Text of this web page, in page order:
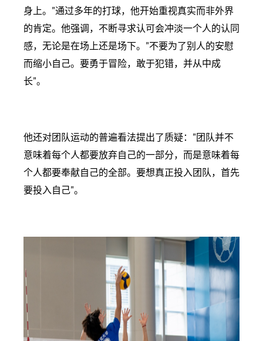
身上。"通过多年的打球，他开始重视真实而非外界
的肯定。他强调，不断寻求认可会冲淡一个人的认同
感，无论是在场上还是场下。"不要为了别人的安慰
而缩小自己。要勇于冒险，敢于犯错，并从中成
长"。
他还对团队运动的普遍看法提出了质疑："团队并不
意味着每个人都要放弃自己的一部分，而是意味着每
个人都要奉献自己的全部。要想真正投入团队，首先
要投入自己"。